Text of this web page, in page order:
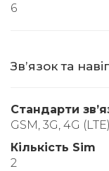
6
Звʼязок та
Стандарти
GSM, 3G, 4G
Кількість Sim
2